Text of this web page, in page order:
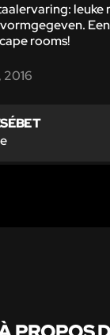
leuke
rooms!